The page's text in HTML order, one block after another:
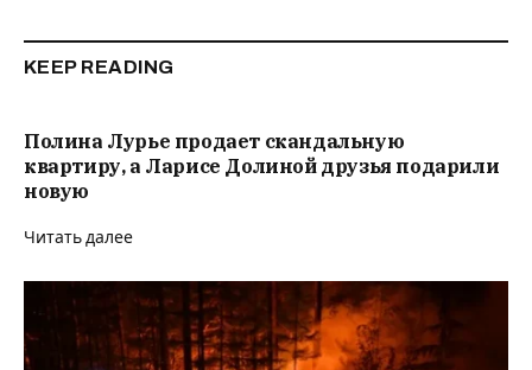
KEEP READING
Полина Лурье продает скандальную
квартиру, а Ларисе Долиной друзья подарили
новую
Читать далее